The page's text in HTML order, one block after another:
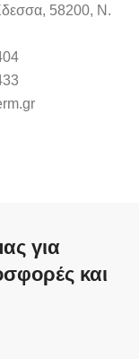
58200, Ν.
για
και